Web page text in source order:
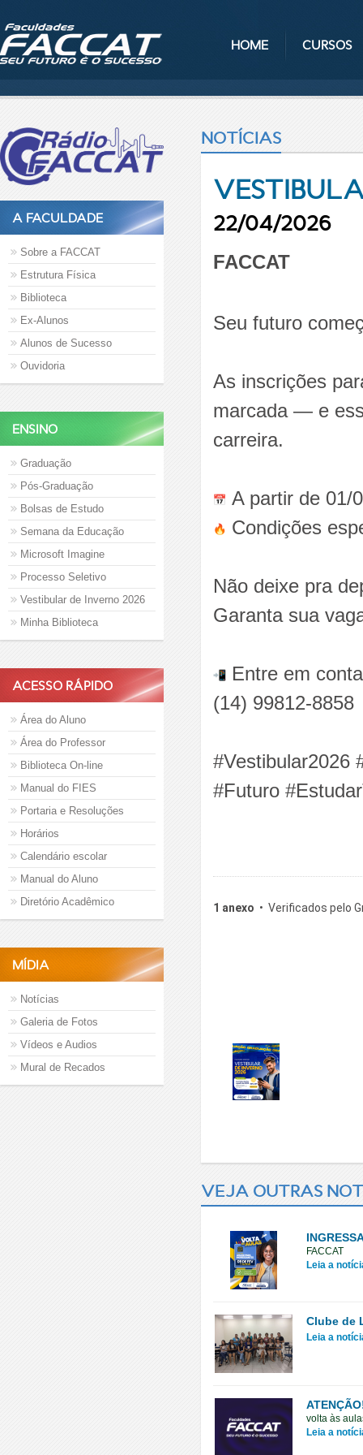
HOME CURSOS
A FACULDADE
Sobre a FACCAT
Estrutura Física
Biblioteca
Ex-Alunos
Alunos de Sucesso
Ouvidoria
ENSINO
Graduação
Pós-Graduação
Bolsas de Estudo
Semana da Educação
Microsoft Imagine
Processo Seletivo
Vestibular de Inverno 2026
Minha Biblioteca
ACESSO RÁPIDO
Área do Aluno
Área do Professor
Biblioteca On-line
Manual do FIES
Portaria e Resoluções
Horários
Calendário escolar
Manual do Aluno
Diretório Acadêmico
MÍDIA
Notícias
Galeria de Fotos
Vídeos e Audios
Mural de Recados
NOTÍCIAS
22/04/2026
FACCAT
Seu futuro
As inscrições
marcada — e
carreira.
A partir de 01/
Condições
Não deixe pra
Garanta sua
Entre em
(14) 99812-8858
#Vestibular2026
#Futuro
1 anexo •  Verificados pelo
VEJA OUTRAS
FACCAT
Leia a
Clube de
Leia a
volta às
Leia a